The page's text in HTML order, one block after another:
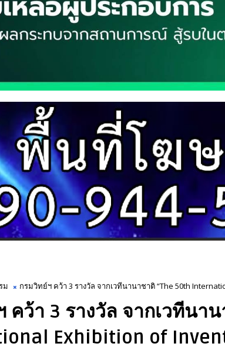
ม กรมวิทย์ฯ คว้า 3 รางวัล จากเวทีนานาชาติ “The 50th
คว้า 3 รางวัล จากเวทีนา
Exhibition of